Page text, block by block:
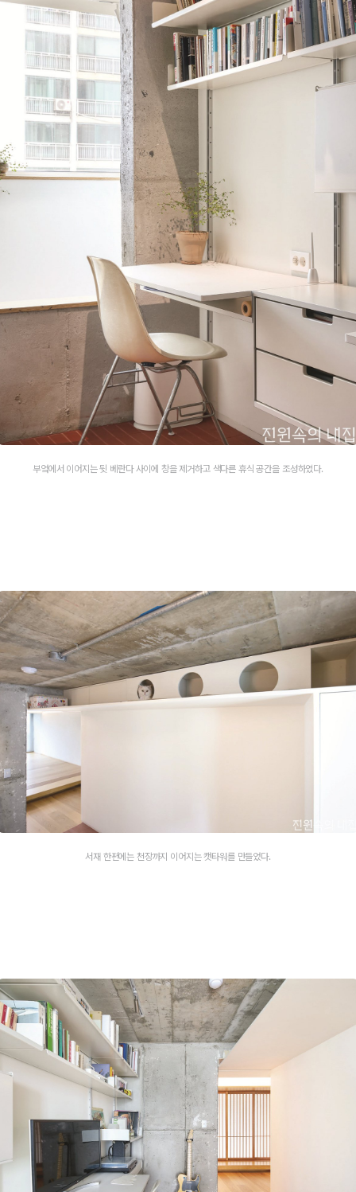
부엌에서 이어지는 뒷 베란다 사이에 창을 제거하고 색다른 휴식 공간을 조성하였다.
서재 한편에는 천장까지 이어지는 캣타워를 만들었다.